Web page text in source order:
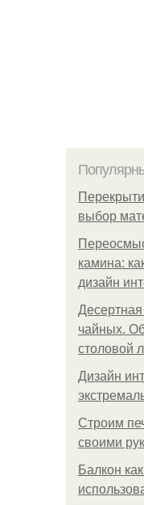
выбор
камина:
дизайн
Десертная
чайных.
столовой
Дизайн
Строим
своими
Балкон